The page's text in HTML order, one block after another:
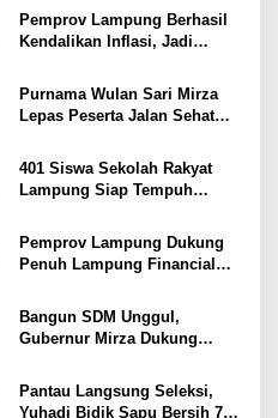
Prioritas
Pemprov Lampung Berhasil
Kendalikan Inflasi, Jadi
Terendah di Sumatera
Purnama Wulan Sari Mirza
Lepas Peserta Jalan Sehat
Lansia Sehat dan Bahagia
401 Siswa Sekolah Rakyat
Lampung Siap Tempuh
Dorong Lahirnya Generasi
Emas
Pemprov Lampung Dukung
Penuh Lampung Financial
Keuangan Generasi Muda
Bangun SDM Unggul,
Gubernur Mirza Dukung
bagi Generasi Muda
Lampung
Pantau Langsung Seleksi,
Yuhadi Bidik Sapu Bersih 7